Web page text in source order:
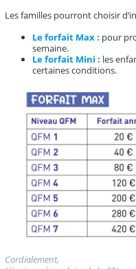
Les familles pourront choisir
Le forfait Max : pour
semaine.
Le forfait Mini : les
certaines conditions.
Cordialement,